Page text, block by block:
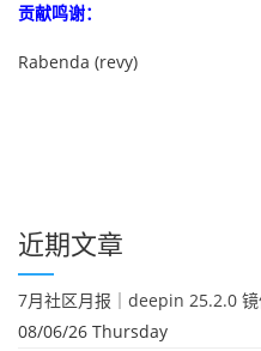
贡献鸣谢：
Rabenda (revy)
近期文章
7月社区月报｜deepin 25.2.0
08/06/26 Thursday